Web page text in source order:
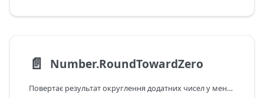
📄️ Number.RoundTowardZero
Повертає результат округлення додатних чисел у меншу сторону та від'ємних – у більшу. Кількість десяткових знаків можна вказувати.